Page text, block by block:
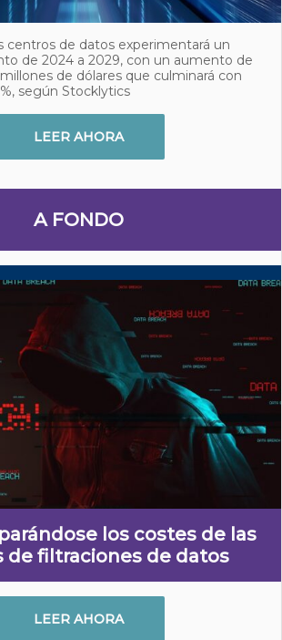
centros de datos experimentará un
de 2024 a 2029, con un aumento de
de dólares que culminará con
según Stocklytics
LEER AHORA
A FONDO
los costes de las
de filtraciones de datos
LEER AHORA